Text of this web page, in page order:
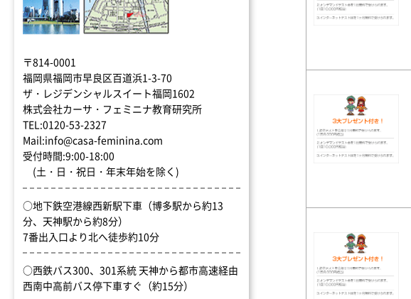
〒814-0001
福岡県福岡市早良区百道浜1-3-70
ザ・レジデンシャルスイート福岡1602
株式会社カーサ・フェミニナ教育研究所
TEL:0120-53-2327
Mail:info@casa-feminina.com
受付時間:9:00-18:00
(土・日・祝日・年末年始を除く)
○地下鉄空港線西新駅下車（博多駅から約13
分、天神駅から約8分）
7番出入口より北へ徒歩約10分
○西鉄バス300、301系統 天神から都市高速経由
西南中高前バス停下車すぐ（約15分）